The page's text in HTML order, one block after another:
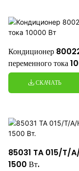
Кондиционер
переменного тока
СКАЧАТЬ
85031 TA 015/T/A/
1500 Вт.